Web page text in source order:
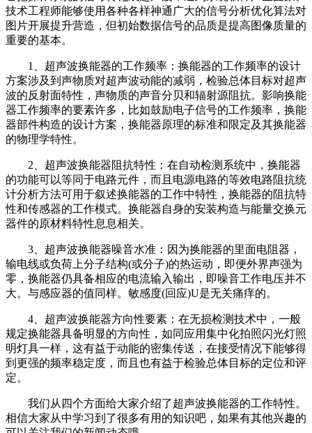
技术工程师能够使用各种各样神通广大的信号分析优化算法对
图片开展提升营造，但初始数据信号的品质是提高图像质量的
重要的基本。
1、超声波换能器的工作频率：换能器的工作频率的设计
方案涉及到声物质对超声波动能的减弱，检验总体目标对超声
波的反射面特性，声物质的声音分贝和辐射源阻抗。影响换能
器工作频率的要素许多，比如鼓励电子信号的工作频率，换能
器部件构造的设计方案，换能器原理的标准和限定及其换能器
的物理学特性。
2、超声波换能器阻抗特性：在自动检测系统中，换能器
的功能可以等同于电路元件，而且电源电路的等效电路阻抗统
计分析方法可用于叙述换能器的工作中特性，换能器的阻抗特
性和传感器的工作模式。换能器自身的安装构造与能量交换元
器件的原材料特性息息相关。
3、超声波换能器噪音水准：因为换能器的里面电阻器，
输电线或负荷上分子结构(或分子)的热运动，即便外界声强为
零，换能器仍具备相应的电流输入输出，即噪音工作电压并不
大。与感应器的值同样。敏感度(回应)U是无关痛痒的。
4、超声波换能器方向性要素：在无损检测技术中，一般
规定换能器具备明显的方向性，如同应用集中化拍照闪光灯照
明灯具一样，这有益于动能的密集传送，在接受情况下能够得
到更强的频率稳定度，而且也有益于检验总体目标的定位和评
定。
我们从四个方面给大家介绍了超声波换能器的工作特性。
相信大家从中学习到了很多有用的知识吧，如果有其他兴趣的